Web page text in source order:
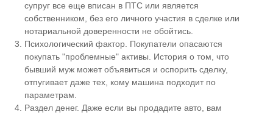
супруг все еще вписан в ПТС или является
собственником, без его личного участия в сделке или
нотариальной доверенности не обойтись.
Психологический фактор. Покупатели опасаются
покупать "проблемные" активы. История о том, что
бывший муж может объявиться и оспорить сделку,
отпугивает даже тех, кому машина подходит по
параметрам.
Раздел денег. Даже если вы продадите авто, вам